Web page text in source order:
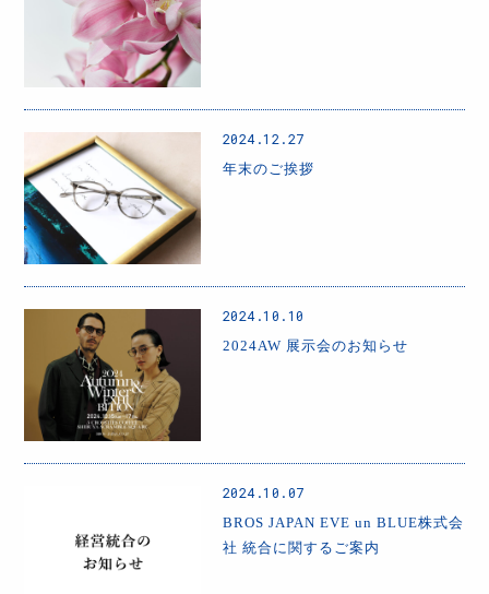
2024.12.27
年末のご挨拶
2024.10.10
2024AW 展示会のお知らせ
2024.10.07
BROS JAPAN EVE un BLUE株式会
社 統合に関するご案内